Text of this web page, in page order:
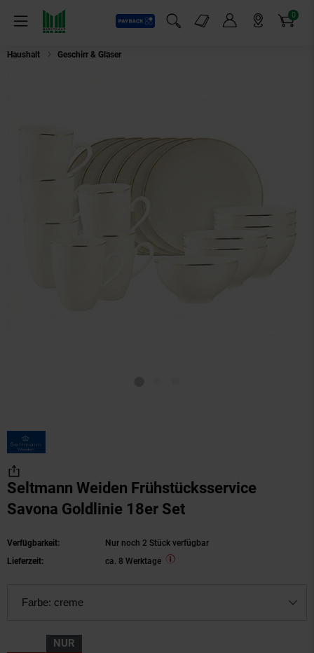
Menü
Payback
Suchfeld einblenden
Markt-Angebote 0
Artikel
Haushalt Geschirr & Gläser
Seltmann Weiden Frühstücksservice
Savona Goldlinie 18er Set
Verfügbarkeit:
Nur noch 2 Stück verfügbar
Lieferzeit:
ca. 8 Werktage
Farbe: creme
NUR